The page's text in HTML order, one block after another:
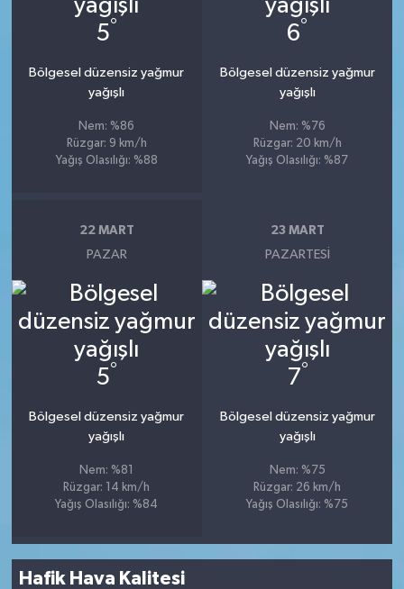
5°
Bölgesel düzensiz yağmur
yağışlı
Nem: %86
Rüzgar: 9 km/h
Yağış Olasılığı: %88
6°
Bölgesel düzensiz yağmur
yağışlı
Nem: %76
Rüzgar: 20 km/h
Yağış Olasılığı: %87
22 MART
PAZAR
5°
Bölgesel düzensiz yağmur
yağışlı
Nem: %81
Rüzgar: 14 km/h
Yağış Olasılığı: %84
23 MART
PAZARTESI
7°
Bölgesel düzensiz yağmur
yağışlı
Nem: %75
Rüzgar: 26 km/h
Yağış Olasılığı: %75
Hafik Hava Kalitesi